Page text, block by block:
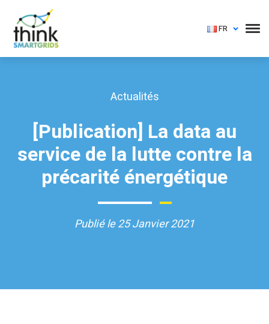
FR
Actualités
[Publication] La data au
service de la lutte contre la
précarité énergétique
Publié le 25 Janvier 2021